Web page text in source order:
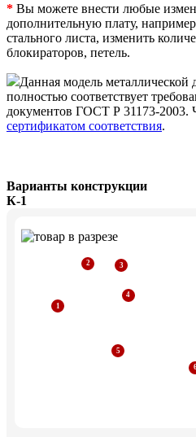
* Вы можете внести любые
дополнительную плату,
стального листа, изменить
блокираторов, петель.
Данная модель металлической
полностью соответствует
документов ГОСТ Р 31173-2003.
сертификатом соответствия.
Варианты конструкции
К-1